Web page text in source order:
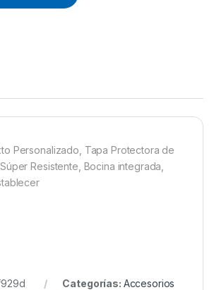
Personalizado, Tapa Protectora de
Resistente, Bocina integrada,
Categorías: Accesorios